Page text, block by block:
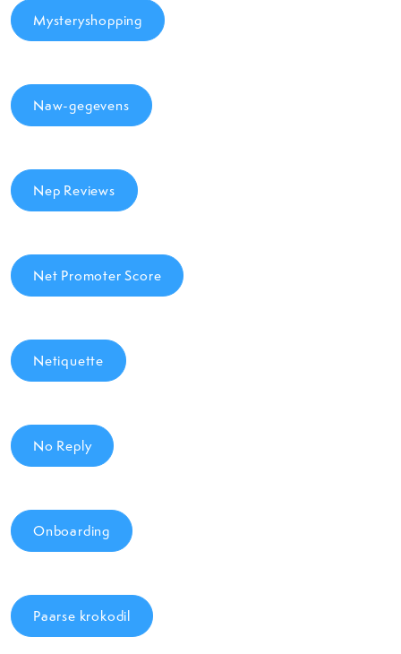
Mysteryshopping
Naw-gegevens
Nep Reviews
Net Promoter Score
Netiquette
No Reply
Onboarding
Paarse krokodil